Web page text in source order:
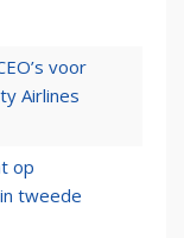
voor
Airlines
op
tweede